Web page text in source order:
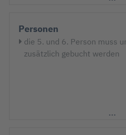
Personen
die 5. und 6. Person muss
zusätzlich gebucht werden